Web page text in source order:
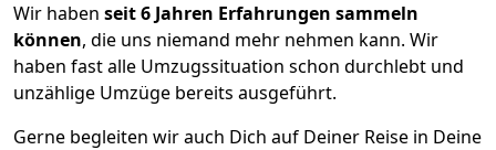
Wir haben seit6 Jahren Erfahrungen sammeln
können, die uns niemand mehr nehmen kann. Wir
haben fast alle Umzugssituation schon durchlebt und
unzählige Umzüge bereits ausgeführt.
Gerne begleiten wir auch Dich auf Deiner Reise in Deine